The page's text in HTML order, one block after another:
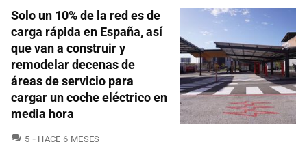
Solo un 10% de la red es de
carga rápida en España, así
que van a construir y
remodelar decenas de
áreas de servicio para
cargar un coche eléctrico en
media hora
5 COMENTARIOS
HACE 6 MESES